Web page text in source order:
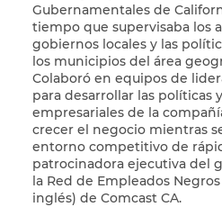
Gubernamentales de
tiempo que supervisaba los
gobiernos locales y las
los municipios del área
Colaboró en equipos de
para desarrollar las políticas
empresariales de la
crecer el negocio mientras
entorno competitivo de
patrocinadora ejecutiva del
la Red de Empleados
inglés) de Comcast CA.